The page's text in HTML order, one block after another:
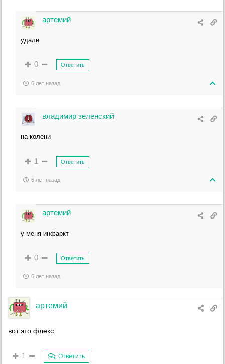
артемий
удали
0 Ответить
6 лет назад
владимир зеленский
на колени
1 Ответить
6 лет назад
артемий
у меня инфаркт
0 Ответить
6 лет назад
артемий
вот это флекс
1 Ответить